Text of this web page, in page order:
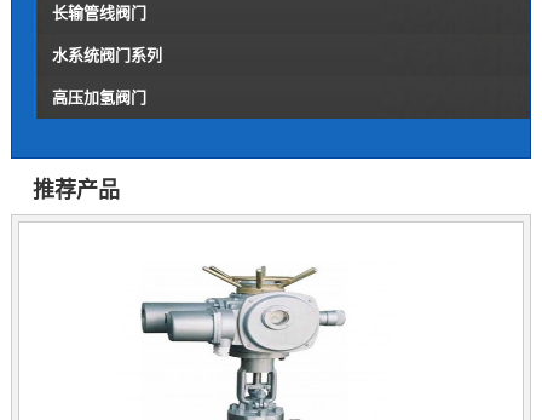
长输管线阀门
水系统阀门系列
高压加氢阀门
推荐产品